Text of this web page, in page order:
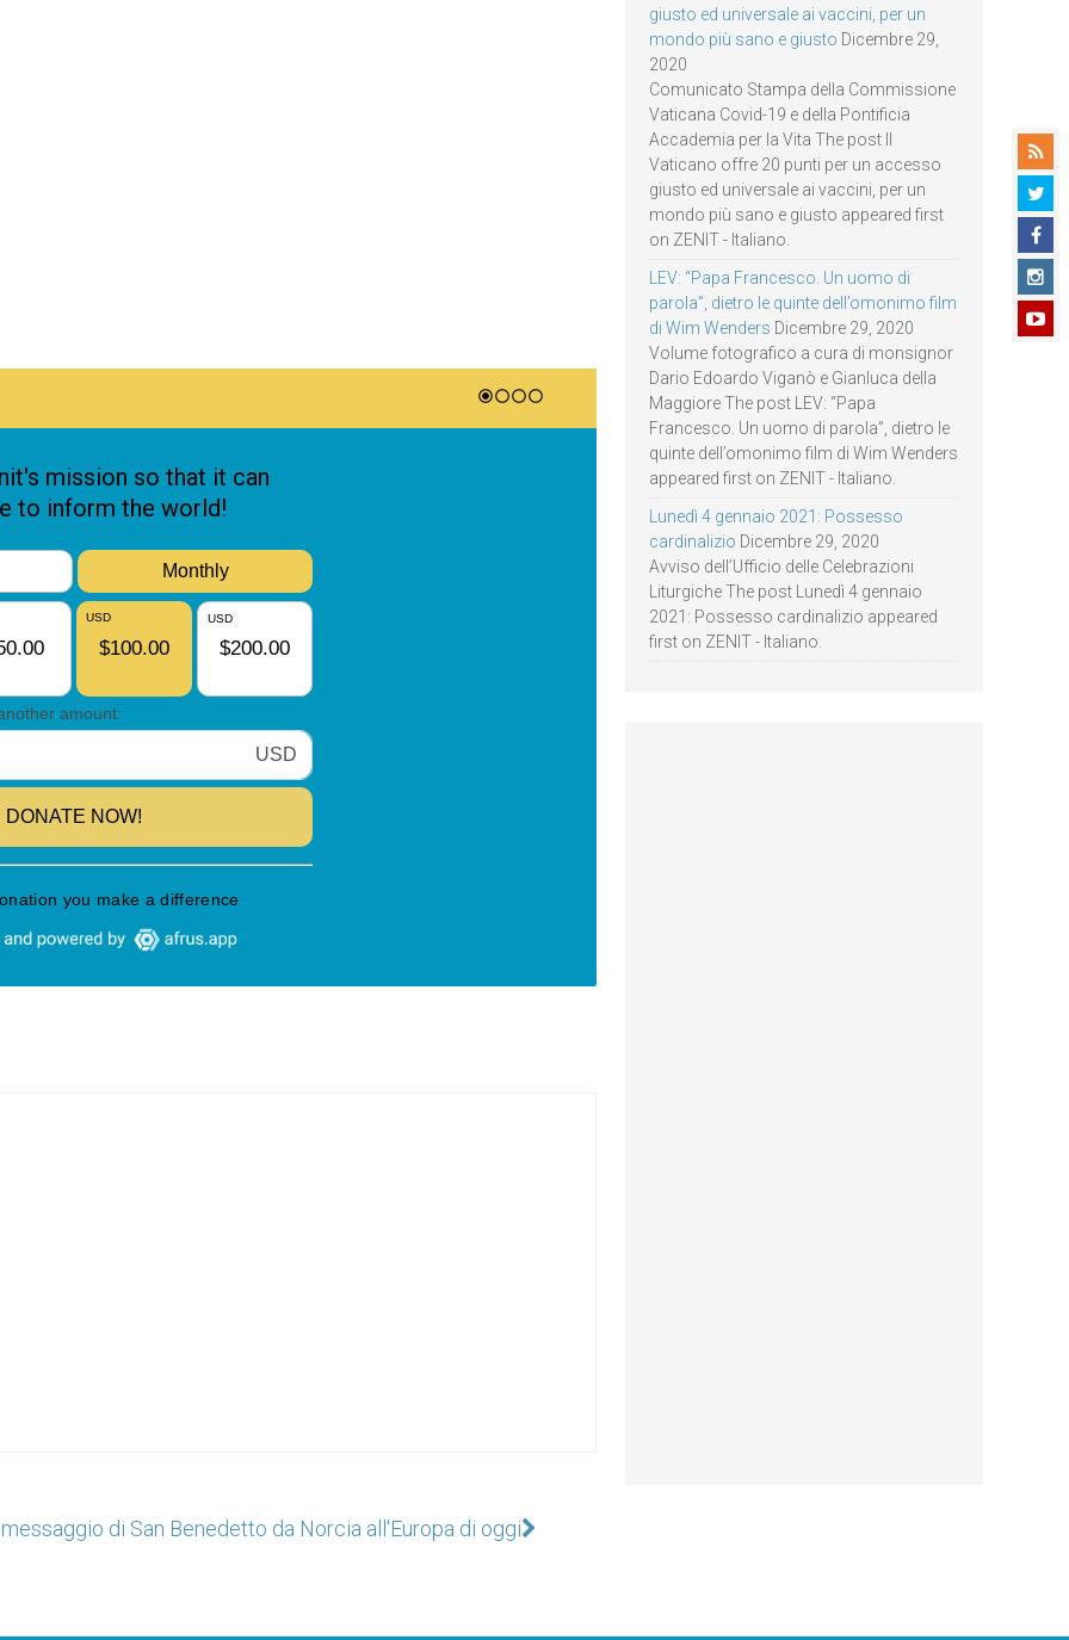
di San Benedetto da Norcia all'Europa di oggi
giusto ed universale ai vaccini, per un
mondo più sano e giusto Dicembre 29,
2020
Comunicato Stampa della Commissione
Vaticana Covid-19 e della Pontificia
Accademia per la Vita The post Il
Vaticano offre 20 punti per un accesso
giusto ed universale ai vaccini, per un
mondo più sano e giusto appeared first
on ZENIT - Italiano.
LEV: “Papa Francesco. Un uomo di
parola”, dietro le quinte dell’omonimo film
di Wim Wenders Dicembre 29, 2020
Volume fotografico a cura di monsignor
Dario Edoardo Viganò e Gianluca della
Maggiore The post LEV: “Papa
Francesco. Un uomo di parola”, dietro le
quinte dell’omonimo film di Wim Wenders
appeared first on ZENIT - Italiano.
Lunedì 4 gennaio 2021: Possesso
cardinalizio Dicembre 29, 2020
Avviso dell’Ufficio delle Celebrazioni
Liturgiche The post Lunedì 4 gennaio
2021: Possesso cardinalizio appeared
first on ZENIT - Italiano.